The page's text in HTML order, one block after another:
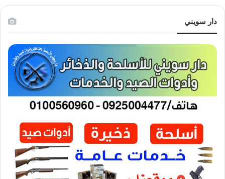
دار سويني